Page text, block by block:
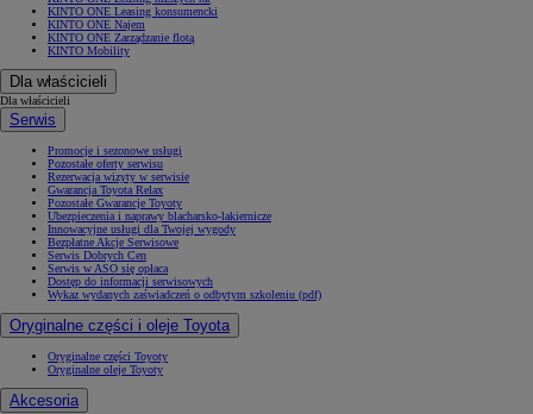
KINTO ONE Leasing konsumencki
KINTO ONE Najem
KINTO ONE Zarządzanie flotą
KINTO Mobility
Dla właścicieli
Dla właścicieli
Serwis
Promocje i sezonowe usługi
Pozostałe oferty serwisu
Rezerwacja wizyty w serwisie
Gwarancja Toyota Relax
Pozostałe Gwarancje Toyoty
Ubezpieczenia i naprawy blacharsko-lakiernicze
Innowacyjne usługi dla Twojej wygody
Bezpłatne Akcje Serwisowe
Serwis Dobrych Cen
Serwis w ASO się opłaca
Dostęp do informacji serwisowych
Wykaz wydanych zaświadczeń o odbytym szkoleniu (pdf)
Oryginalne części i oleje Toyota
Oryginalne części Toyoty
Oryginalne oleje Toyoty
Akcesoria